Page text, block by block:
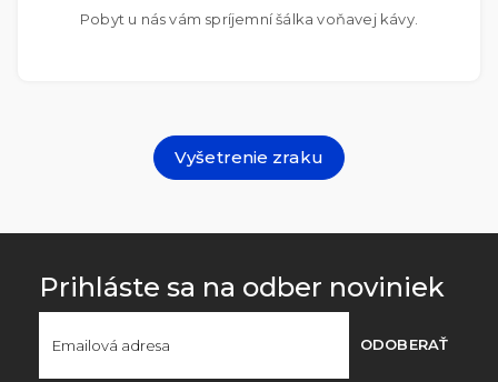
Pobyt u nás vám spríjemní šálka voňavej kávy.
Vyšetrenie zraku
Prihláste sa na odber noviniek
ODOBERAŤ